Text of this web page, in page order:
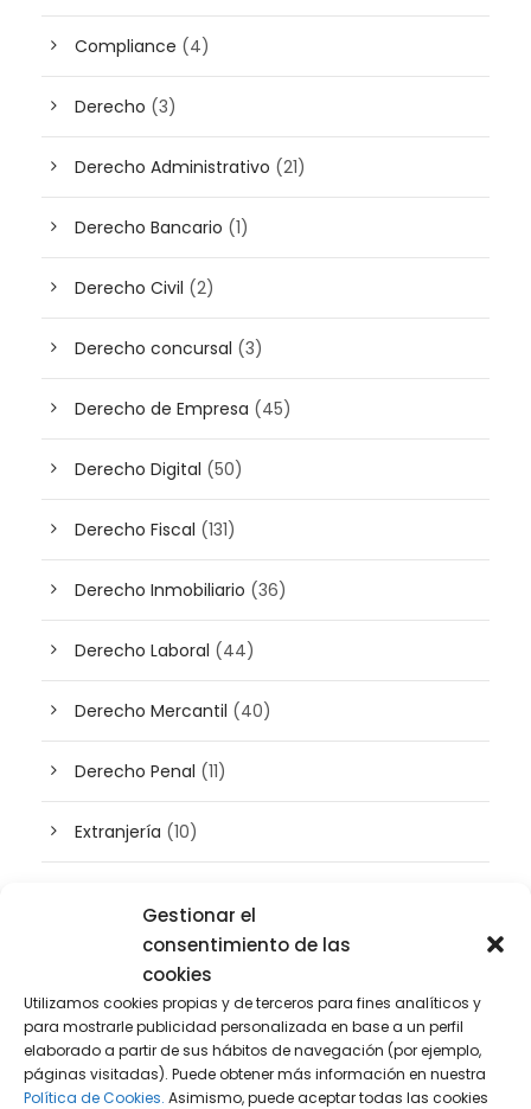
Gestionar el
consentimiento de las
cookies
Utilizamos cookies propias y de terceros para fines analíticos y
para mostrarle publicidad personalizada en base a un perfil
elaborado a partir de sus hábitos de navegación (por ejemplo,
páginas visitadas). Puede obtener más información en nuestra
Política de Cookies. Asimismo, puede aceptar todas las cookies
Compliance (4)
Derecho (3)
Derecho Administrativo (21)
Derecho Bancario (1)
Derecho Civil (2)
Derecho concursal (3)
Derecho de Empresa (45)
Derecho Digital (50)
Derecho Fiscal (131)
Derecho Inmobiliario (36)
Derecho Laboral (44)
Derecho Mercantil (40)
Derecho Penal (11)
Extranjería (10)
Patrimonio(5)
Plusvalía(2)
Prensa(2)